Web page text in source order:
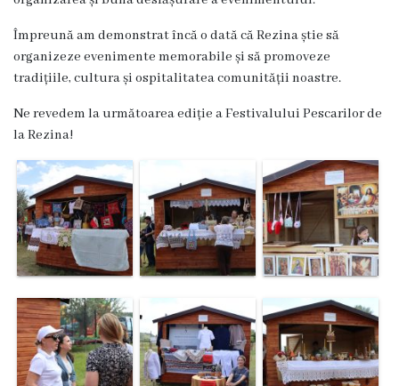
primarului
Plăți
salariale
încasate
Întreprinderi
subordonate
Grădinița
nr.1
,,Leagănul
copilăriei”
Împreună am demonstrat încă o dată că Rezina știe să
organizeze evenimente memorabile și să promoveze
tradițiile, cultura și ospitalitatea comunității noastre.
Ne revedem la următoarea ediție a Festivalului Pescarilor de
la Rezina!